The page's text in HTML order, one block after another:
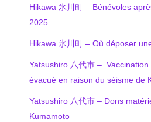
Hikawa 氷川町 – Bénévoles
2025
Hikawa 氷川町 – Où déposer
Yatsushiro 八代市 –
évacué en raison du séisme de
Yatsushiro 八代市 – Dons
Kumamoto